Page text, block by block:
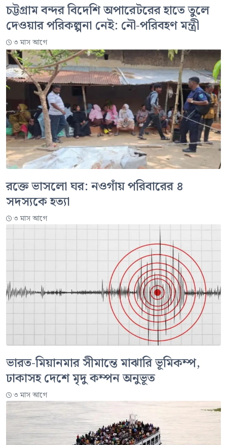
চট্টগ্রাম বন্দর বিদেশি অপারেটরের হাতে তুলে
দেওয়ার পরিকল্পনা নেই: নৌ-পরিবহণ মন্ত্রী
৩ মাস আগে
রক্তে ভাসলো ঘর: নওগাঁয় পরিবারের ৪
সদস্যকে হত্যা
৩ মাস আগে
ভারত-মিয়ানমার সীমান্তে মাঝারি ভূমিকম্প,
ঢাকাসহ দেশে মৃদু কম্পন অনুভূত
৩ মাস আগে